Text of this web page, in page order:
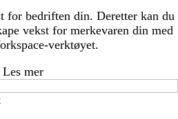
for bedriften din. Deretter kan du
vekst for merkevaren din med
verktøyet.
Les mer